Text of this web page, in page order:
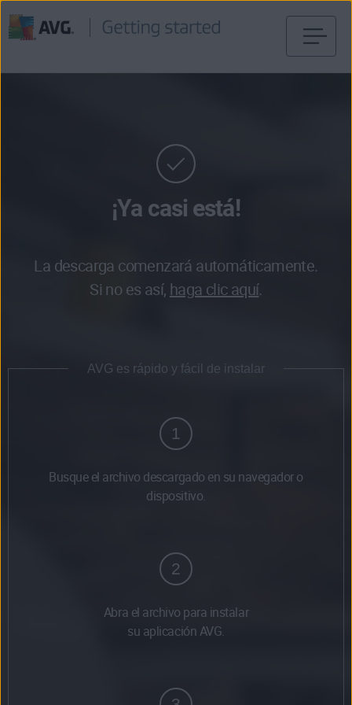
¡Ya casi está!
La descarga comenzará automáticamente.
Si no es así, haga clic aquí.
AVG es rápido y fácil de instalar
1
Busque el archivo descargado en su navegador o
dispositivo.
2
Abra el archivo para instalar
su aplicación AVG.